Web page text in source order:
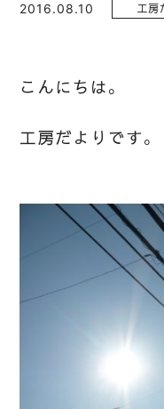
2016.08.10 工房
こんにちは。
工房だよりです。